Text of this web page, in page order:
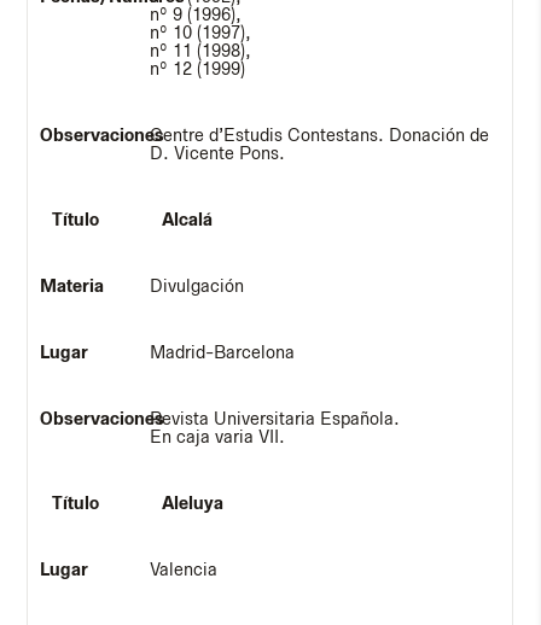
nº 9 (1996),
nº 10 (1997),
nº 11 (1998),
nº 12 (1999)
Centre d’Estudis Contestans. Donación de
D. Vicente Pons.
Alcalá
Divulgación
Madrid-Barcelona
Revista Universitaria Española.
En caja varia VII.
Aleluya
Valencia